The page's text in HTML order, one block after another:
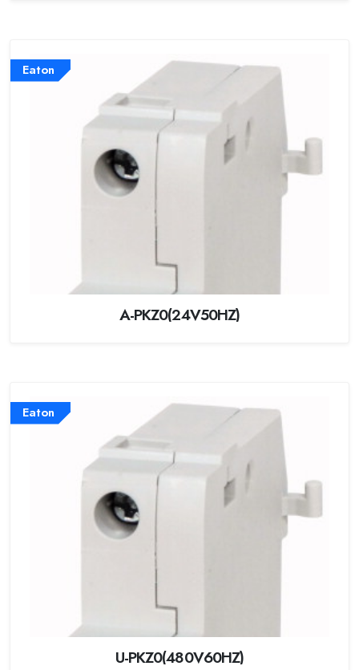
Eaton
A-PKZ0(24V50HZ)
Eaton
U-PKZ0(480V60HZ)